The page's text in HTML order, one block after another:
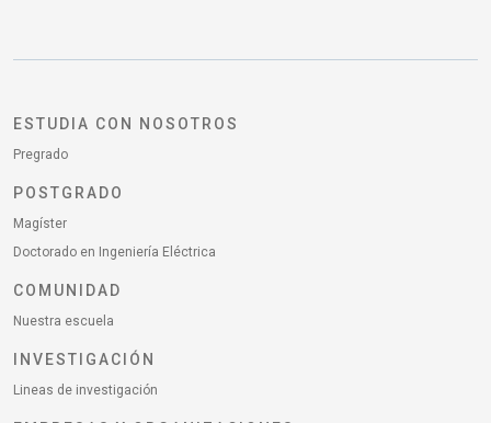
ESTUDIA CON NOSOTROS
Pregrado
POSTGRADO
Magíster
Doctorado en Ingeniería Eléctrica
COMUNIDAD
Nuestra escuela
INVESTIGACIÓN
Lineas de investigación